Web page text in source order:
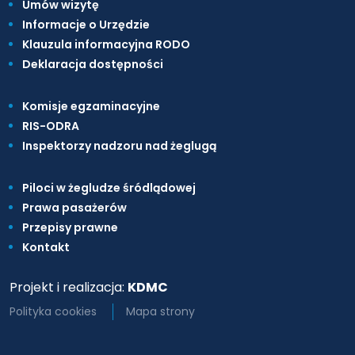
Umów wizytę
Informacje o Urzędzie
Klauzula informacyjna RODO
Deklaracja dostępności
Komisje egzaminacyjne
RIS-ODRA
Inspektorzy nadzoru nad żeglugą
Piloci w żegludze śródlądowej
Prawa pasażerów
Przepisy prawne
Kontakt
Projekt i realizacja: KDMC
Polityka cookies Mapa strony